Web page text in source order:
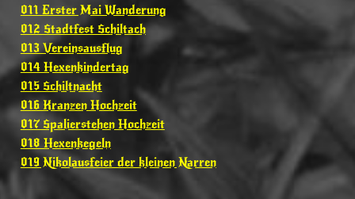
011 Erster Mai Wanderung
012 Stadtfest Schiltach
013 Vereinsausflug
014 Hexenkindertag
015 Schiltnacht
016 Kranzen Hochzeit
017 Spalierstehen Hochzeit
018 Hexenkegeln
019 Nikolausfeier der kleinen Narren